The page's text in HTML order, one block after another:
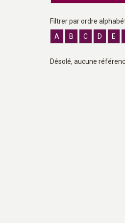
Filtrer par ordre
A
B C D E
Désolé, aucune